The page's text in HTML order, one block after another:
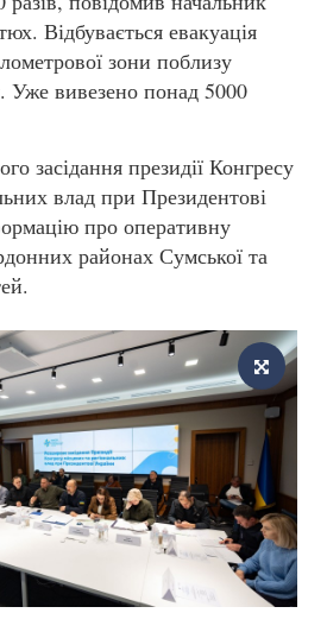
Відбувається евакуація
зони поблизу
Уже вивезено понад 5000
засідання президії Конгресу
влад при Президентові
про оперативну
районах Сумської та